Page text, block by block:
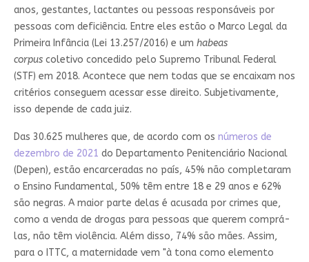
anos, gestantes, lactantes ou pessoas responsáveis por
pessoas com deficiência. Entre eles estão o Marco Legal da
Primeira Infância (Lei 13.257/2016) e um habeas
corpuscoletivo concedido pelo Supremo Tribunal Federal
(STF) em 2018. Acontece que nem todas que se encaixam nos
critérios conseguem acessar esse direito. Subjetivamente,
isso depende de cada juiz.
Das 30.625 mulheres que, de acordo com os números de
dezembro de 2021 do Departamento Penitenciário Nacional
(Depen), estão encarceradas no país, 45% não completaram
o Ensino Fundamental, 50% têm entre 18 e 29 anos e 62%
são negras. A maior parte delas é acusada por crimes que,
como a venda de drogas para pessoas que querem comprá-
las, não têm violência. Além disso, 74% são mães. Assim,
para o ITTC, a maternidade vem "à tona como elemento